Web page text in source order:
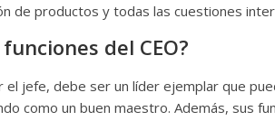
de productos y todas las cuestiones
del CEO?
el jefe, debe ser un líder ejemplar que
como un buen maestro. Además, sus